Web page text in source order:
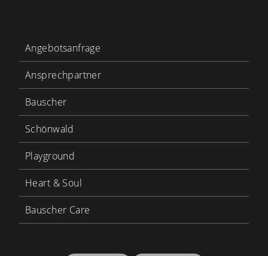
Angebotsanfrage
Ansprechpartner
Bauscher
Schönwald
Playground
Heart & Soul
Bauscher Care